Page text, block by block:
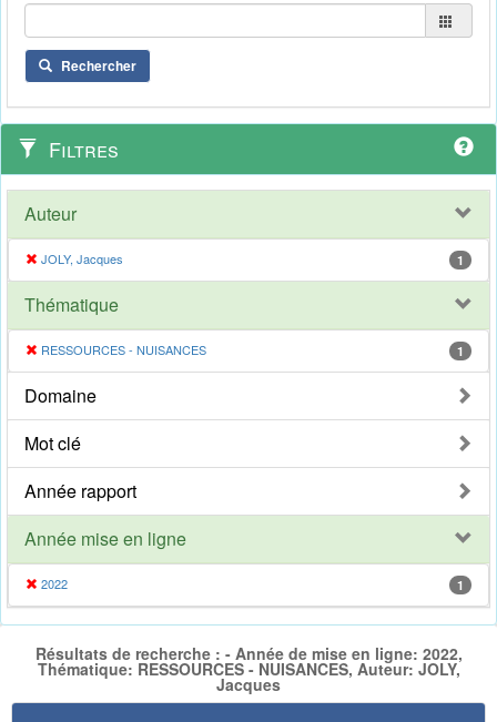
Rechercher
Filtres
Auteur
JOLY, Jacques 1
Thématique
RESSOURCES - NUISANCES 1
Domaine
Mot clé
Année rapport
Année mise en ligne
2022 1
Résultats de recherche : - Année de mise en ligne: 2022,
Thématique: RESSOURCES - NUISANCES, Auteur: JOLY,
Jacques